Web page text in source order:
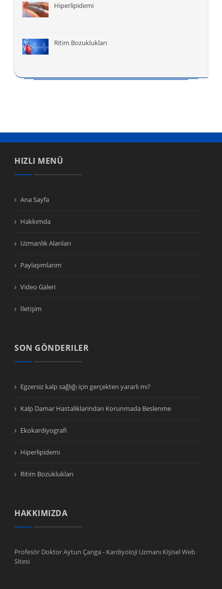
Hiperlipidemi
Ritim Bozuklukları
HIZLI MENÜ
Ana Sayfa
Hakkımda
Uzmanlık Alanları
Paylaşımlarım
Video Galeri
İletişim
SON GÖNDERILER
Egzersiz kalp sağlığı için gerçekten yararlı mı?
Kalp Damar Hastaliklarindan Korunmada Beslenme
Ekokardiyografi
Hiperlipidemi
Ritim Bozuklukları
HAKKIMIZDA
Profesör Doktor Aytun Çanga - Kardiyoloji Uzmanı Kişisel Web
Sitesi